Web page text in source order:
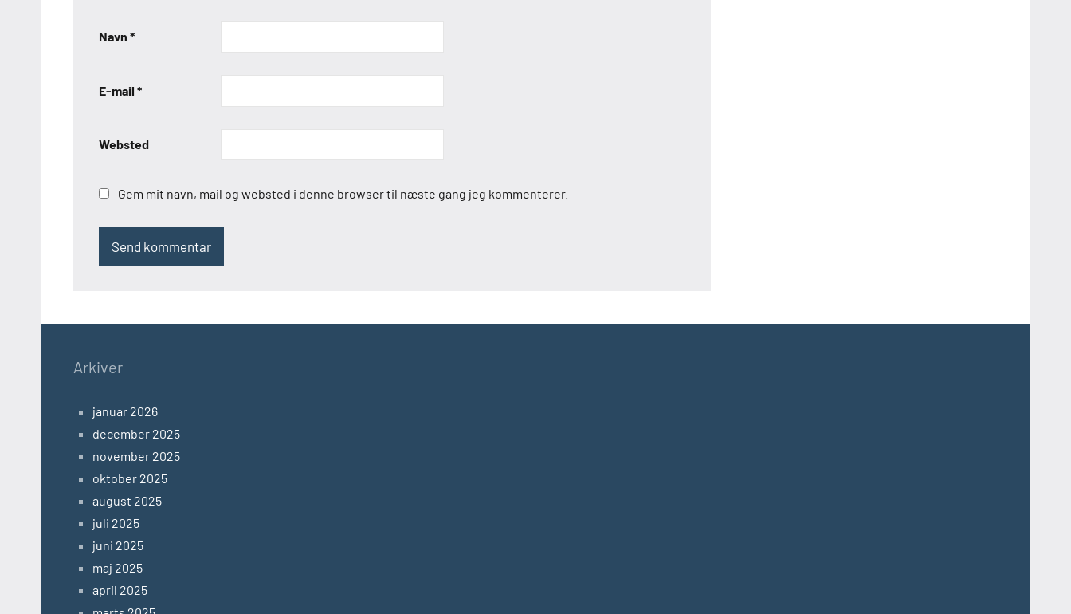
Navn *
E-mail *
Websted
Gem mit navn, mail og websted i denne browser til næste gang jeg kommenterer.
Arkiver
januar 2026
december 2025
november 2025
oktober 2025
august 2025
juli 2025
juni 2025
maj 2025
april 2025